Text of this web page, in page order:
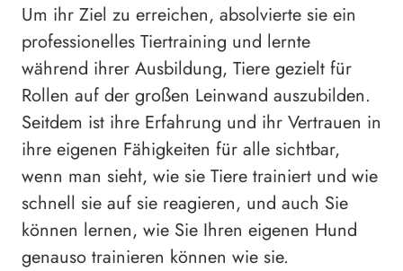
Um ihr Ziel zu erreichen, absolvierte sie ein
professionelles Tiertraining und lernte
während ihrer Ausbildung, Tiere gezielt für
Rollen auf der großen Leinwand auszubilden.
Seitdem ist ihre Erfahrung und ihr Vertrauen in
ihre eigenen Fähigkeiten für alle sichtbar,
wenn man sieht, wie sie Tiere trainiert und wie
schnell sie auf sie reagieren, und auch Sie
können lernen, wie Sie Ihren eigenen Hund
genauso trainieren können wie sie.